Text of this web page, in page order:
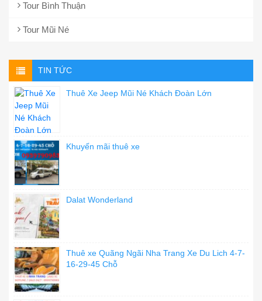
Tour Bình Thuận
Tour Mũi Né
TIN TỨC
Thuê Xe Jeep Mũi Né Khách Đoàn Lớn
Khuyến mãi thuê xe
Dalat Wonderland
Thuê xe Quãng Ngãi Nha Trang Xe Du Lich 4-7-
16-29-45 Chỗ